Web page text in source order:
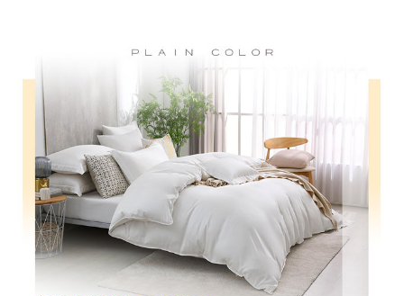
１．透過由恩沛科技股份有限公司提供之「AFTEE先享後付」服務完成之交
易，需依本服務之必要範圍內提供個人資料，並將交易相關給付款項請求債
權轉讓予恩沛科技股份有限公司。
２．關於個人資料處理事宜，請瀏覽以下網址：
https://aftee.tw/terms/#terms3
３．未成年的使用者請事先徵得法定代理人或監護人之同意方可使用
「AFTEE先享後付」，若未經同意申辦者引起之損失，本公司不負相關責
任。
４．使用「AFTEE先享後付」時，將依據個別帳號之用戶狀況，依本公司即
時審查核予不同之上限額度；若仍有額度不足之情形，本公司將視審查結果
請求用戶進行身份認證。
５．嚴禁一人註冊多個帳號或使用他人資訊註冊。若發現惡意使用之情形，
恩沛科技股份有限公司將有權停止該用戶之使用額度並採取法律行動。
每筆NT$100，滿NT$499(含以上)免運費
離島宅配
每筆NT$100，滿NT$499(含以上)免運費